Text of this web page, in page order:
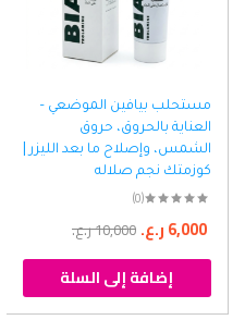
مستحلب بيافين الموضعي –
العناية بالحروق، حروق
الشمس، وإصلاح ما بعد الليزر |
كوزمتك نجم صلاله
(0)
10,000ر.ع. 6,000ر.ع.
إضافة إلى السلة